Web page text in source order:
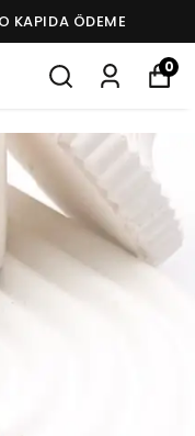
KAPIDA ÖDEME
0